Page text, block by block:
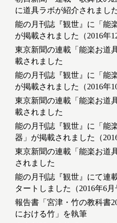
に道具ラボが紹介されまし
能の月刊誌『観世』に「能
が掲載されました（2016年
東京新聞の連載「能楽お道
載されました
能の月刊誌『観世』に「能
が掲載されました（2016年
東京新聞の連載「能楽お
載されました
能の月刊誌『観世』に「能
器」が掲載されました（
東京新聞の連載「能楽お
されました
能の月刊誌『観世』にて連
タートしました（2016年6月
報告書「宮津・竹の教科書
における竹」を執筆